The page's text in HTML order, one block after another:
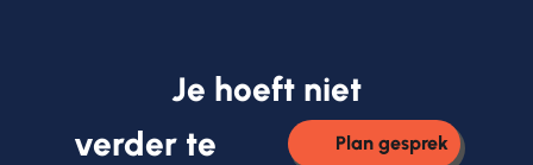
Je hoeft niet
verder te
Plan gesprek